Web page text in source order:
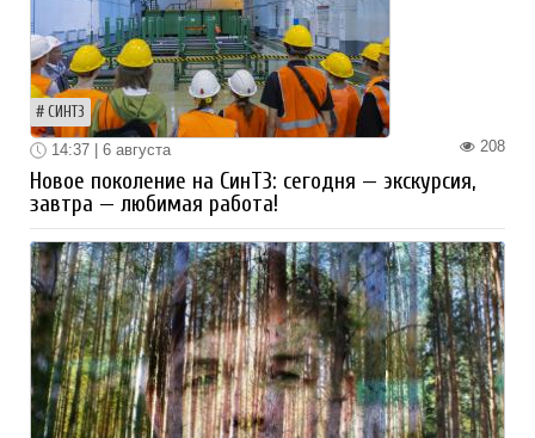
СИНТЗ
208
14:37 | 6 августа
Новое поколение на СинТЗ: сегодня — экскурсия,
завтра — любимая работа!